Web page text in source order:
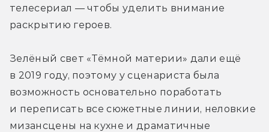
телесериал — чтобы уделить внимание
раскрытию героев.
Зелёный свет «Тёмной материи» дали ещё
в 2019 году, поэтому у сценариста была
возможность основательно поработать
и переписать все сюжетные линии, неловкие
мизансцены на кухне и драматичные